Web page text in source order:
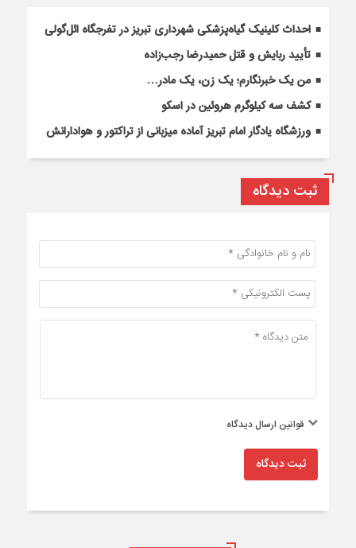
احداث کلینیک گیاه‌پزشکی شهرداری تبریز در تفرجگاه ائل‌گولی
تأیید ربایش و قتل حمیدرضا رجب‌زاده
من یک خبرنگارم؛ یک زن، یک مادر…
کشف سه کیلوگرم هروئین در اسکو
ورزشگاه یادگار امام تبریز آماده میزبانی از تراکتور و هوادارانش
ثبت دیدگاه
قوانین ارسال دیدگاه
ثبت دیدگاه